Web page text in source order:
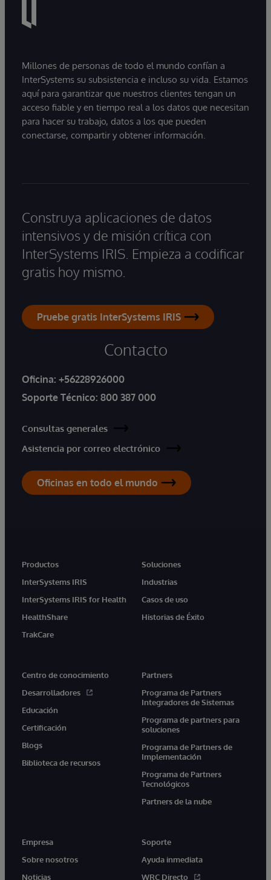
Millones de personas de todo el mundo confían a
InterSystems su subsistencia e incluso su vida. Estamos
aquí para garantizar que nuestros clientes tengan un
acceso fiable y en tiempo real a los datos que necesitan
para hacer su trabajo, datos a los que pueden
conectarse, compartir y obtener información.
Construya aplicaciones de datos
intensivos y de misión crítica con
InterSystems IRIS. Empieza a codificar
gratis hoy mismo.
Pruebe gratis InterSystems IRIS
Contacto
Oficina: +56228926000
Soporte Técnico: 800 387 000
Consultas generales
Asistencia por correo electrónico
Oficinas en todo el mundo
Productos
InterSystems IRIS
InterSystems IRIS for Health
HealthShare
TrakCare
Soluciones
Industrias
Casos de uso
Historias de Éxito
Centro de conocimiento
Desarrolladores
Educación
Certificación
Blogs
Biblioteca de recursos
Partners
Programa de Partners
Integradores de Sistemas
Programa de partners para
soluciones
Programa de Partners de
Implementación
Programa de Partners
Tecnológicos
Partners de la nube
Empresa
Sobre nosotros
Noticias
Soporte
Ayuda inmediata
WRC Directo